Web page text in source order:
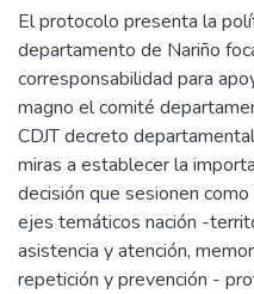
El protocolo presenta la
departamento de Nariño
corresponsabilidad para
magno el comité
CDJT decreto
miras a establecer la
decisión que sesionen
ejes temáticos nación -
asistencia y atención,
repetición y prevención -